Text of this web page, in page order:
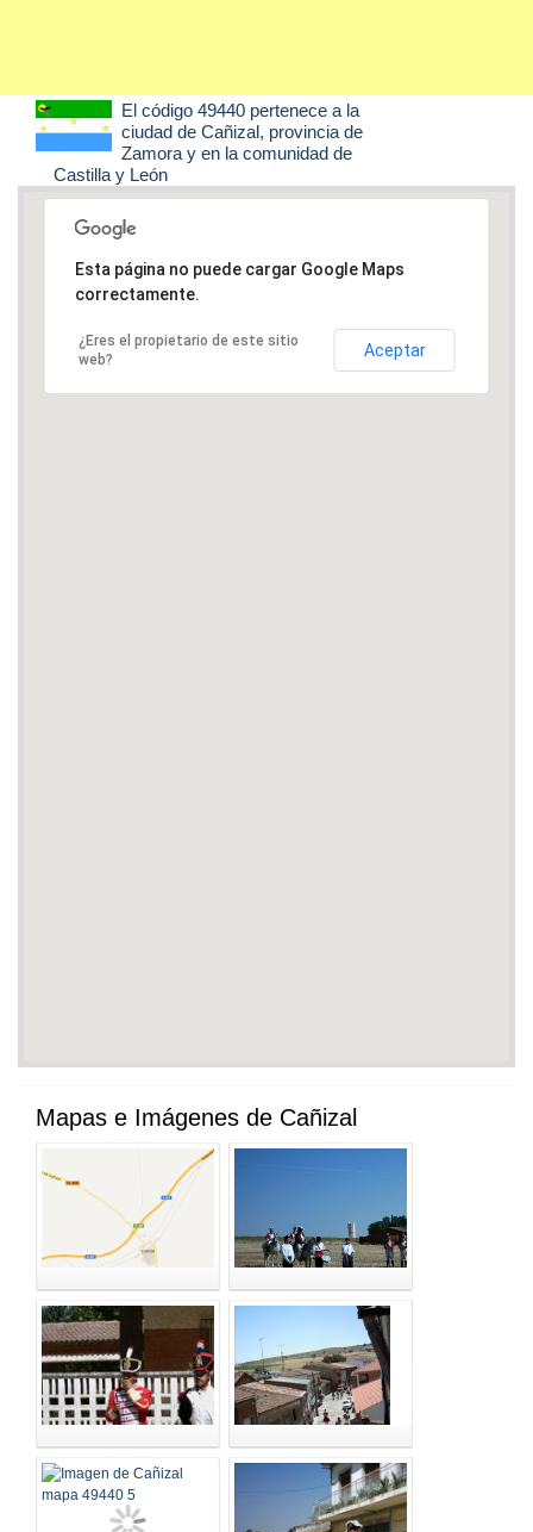
El código 49440 pertenece a la
ciudad de Cañizal, provincia de
Zamora y en la comunidad de
Castilla y León
Esta página no puede cargar Google Maps
correctamente.
¿Eres el propietario de este sitio
web?
Aceptar
Mapas e Imágenes de Cañizal